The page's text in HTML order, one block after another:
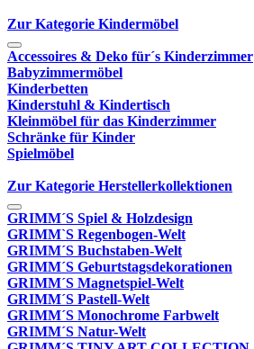
Zur Kategorie Kindermöbel
Accessoires & Deko für´s Kinderzimmer
Babyzimmermöbel
Kinderbetten
Kinderstuhl & Kindertisch
Kleinmöbel für das Kinderzimmer
Schränke für Kinder
Spielmöbel
Zur Kategorie Herstellerkollektionen
GRIMM´S Spiel & Holzdesign
GRIMM`S Regenbogen-Welt
GRIMM´S Buchstaben-Welt
GRIMM´S Geburtstagsdekorationen
GRIMM´S Magnetspiel-Welt
GRIMM´S Pastell-Welt
GRIMM´S Monochrome Farbwelt
GRIMM´S Natur-Welt